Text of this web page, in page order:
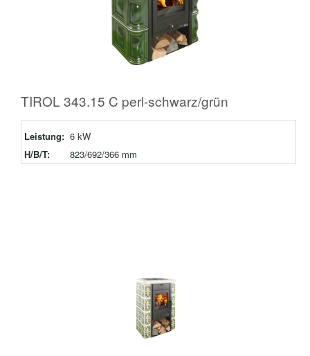
TIROL 343.15 C perl-schwarz/grün
Leistung: 6 kW
H/B/T:
823/692/366 mm